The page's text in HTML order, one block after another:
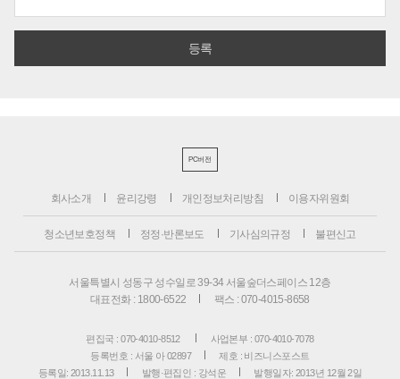
PC버전
회사소개 윤리강령 개인정보처리방침 이용자위원회
청소년보호정책 정정·반론보도 기사심의규정 불편신고
서울특별시 성동구 성수일로 39-34 서울숲더스페이스 12층
대표전화 : 1800-6522
팩스 : 070-4015-8658
편집국 : 070-4010-8512
사업본부 : 070-4010-7078
등록번호 : 서울 아 02897
제호 : 비즈니스포스트
등록일: 2013.11.13
발행·편집인 : 강석운 발행일자: 2013년 12월 2일